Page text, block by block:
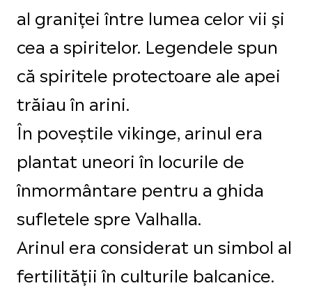
al graniței între lumea celor vii și
cea a spiritelor. Legendele spun
că spiritele protectoare ale apei
trăiau în arini.
În poveștile vikinge, arinul era
plantat uneori în locurile de
înmormântare pentru a ghida
sufletele spre Valhalla.
Arinul era considerat un simbol al
fertilității în culturile balcanice.